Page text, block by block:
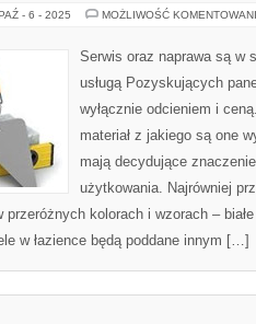
- 6 - 2025 MOŻLIWOŚĆ
Serwis oraz naprawa są w
usługą Pozyskujących
wyłącznie odcieniem i
materiał z jakiego są one
mają decydujące
użytkowania. Najrówniej
kolorach i wzorach –
w łazience będą poddane innym […]